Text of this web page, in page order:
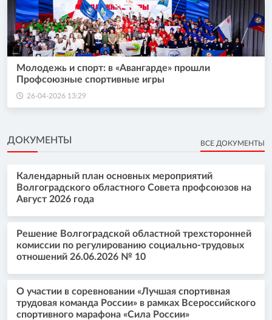
Молодежь и спорт: в «Авангарде» прошли
Профсоюзные спортивные игры
26-04-2026 13:29
ДОКУМЕНТЫ ВСЕ ДОКУМЕНТЫ
Календарный план основных мероприятий
Волгоградского областного Совета профсоюзов на
Август 2026 года
Решение Волгоградской областной трехсторонней
комиссии по регулированию социально-трудовых
отношений 26.06.2026 № 10
О участии в соревновании «Лучшая спортивная
трудовая команда России» в рамках Всероссийского
спортивного марафона «Сила России»